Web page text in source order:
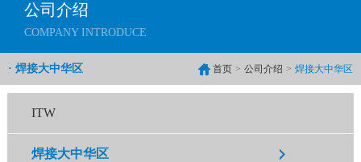
公司介绍
COMPANY INTRODUCE
· 焊接大中华区 首页 > 公司介绍 > 焊接大中华区
ITW
焊接大中华区